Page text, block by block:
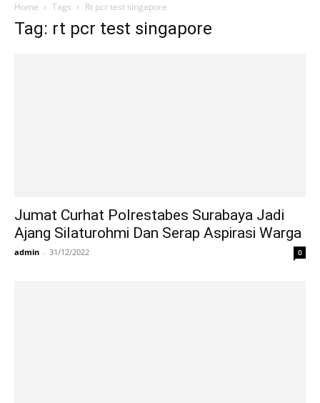
Home Tags Rt pcr test singapore
Tag: rt pcr test singapore
Jumat Curhat Polrestabes Surabaya Jadi
Ajang Silaturohmi Dan Serap Aspirasi Warga
admin - 31/12/2022 0